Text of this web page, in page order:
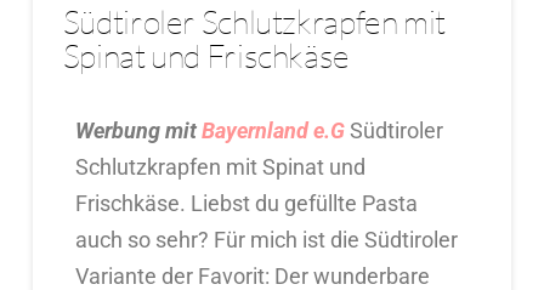
Südtiroler Schlutzkrapfen mit
Spinat und Frischkäse
Werbung mitBayernland e.GSüdtiroler
Schlutzkrapfen mit Spinat und
Frischkäse. Liebst du gefüllte Pasta
auch so sehr? Für mich ist die Südtiroler
Variante der Favorit: Der wunderbare